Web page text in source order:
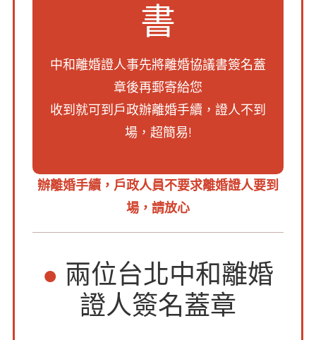
書
中和離婚證人事先將離婚協議書簽名蓋
章後再郵寄給您
收到就可到戶政辦離婚手續，證人不到
場，超簡易!
辦離婚手續，戶政人員不要求離婚證人要到
場，請放心
● 兩位台北中和離婚
證人簽名蓋章